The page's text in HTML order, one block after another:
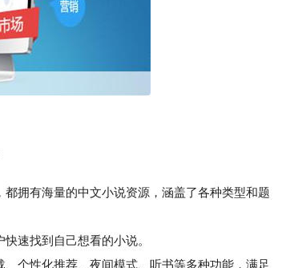
拥有海量的中文小说资源，涵盖了各种类型和题
速找到自己想看的小说。
个性化推荐、夜间模式、听书等多种功能，满足